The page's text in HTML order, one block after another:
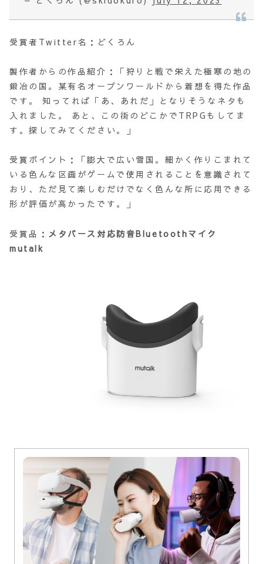
受賞者Twitter名：どくろん
製作者からの作品紹介：「狩りと戦で栄えた極寒の地の
鍛冶の国。某有名オープンワールドから着想を得た作品
です。 知ってれば「あ、あれだ」となりそうなネタも
入れました。 あと、この街のどこかでTRPGもしてま
す。探してみてください。」
受賞ポイント：「膨大で広い雪国。細かく作りこまれて
いる色んな区画がゲームで使用されることを意識されて
おり、ただ見て楽しむだけでなく色んな所に応用できる
形が評価が高かったです。」
受賞品： メタバース対応防音Bluetoothマイク
mutalk